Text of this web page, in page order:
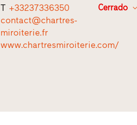
T +33237336350
contact@chartres-
miroiterie.fr
www.chartresmiroiterie.com/
Cerrado